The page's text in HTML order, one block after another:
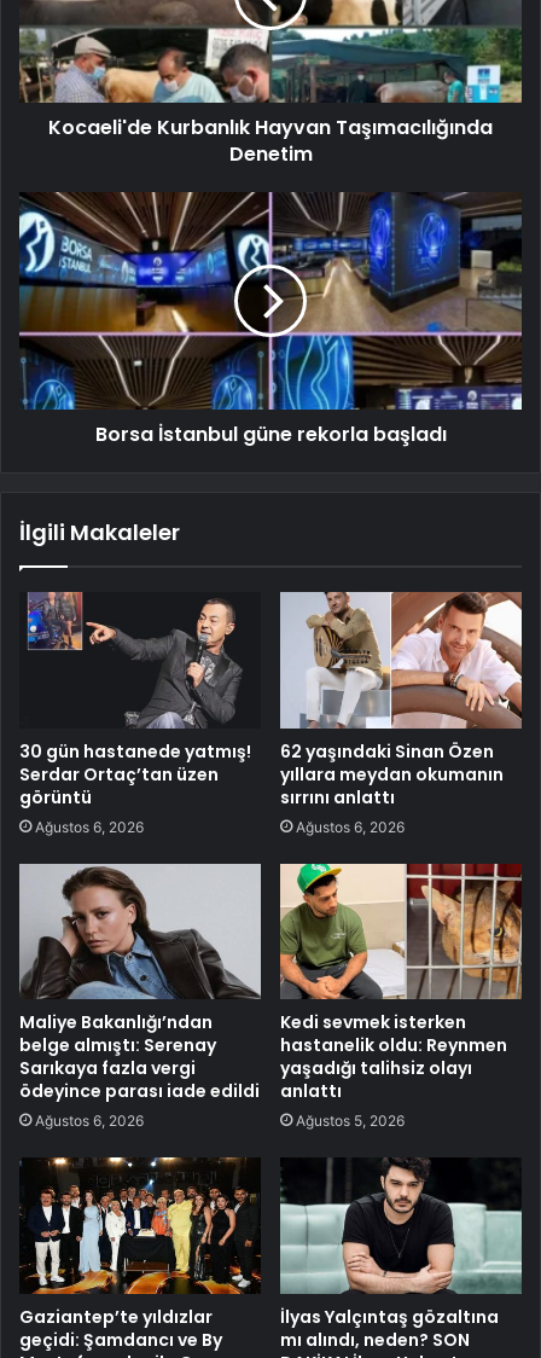
Kocaeli'de Kurbanlık Hayvan Taşımacılığında
Denetim
Borsa İstanbul güne rekorla başladı
İlgili Makaleler
30 gün hastanede yatmış!
Serdar Ortaç’tan üzen
görüntü
Ağustos 6, 2026
62 yaşındaki Sinan Özen
yıllara meydan okumanın
sırrını anlattı
Ağustos 6, 2026
Maliye Bakanlığı’ndan
belge almıştı: Serenay
Sarıkaya fazla vergi
ödeyince parası iade edildi
Ağustos 6, 2026
Kedi sevmek isterken
hastanelik oldu: Reynmen
yaşadığı talihsiz olayı
anlattı
Ağustos 5, 2026
Gaziantep’te yıldızlar
geçidi: Şamdancı ve By
İlyas Yalçıntaş gözaltına
mı alındı, neden? SON